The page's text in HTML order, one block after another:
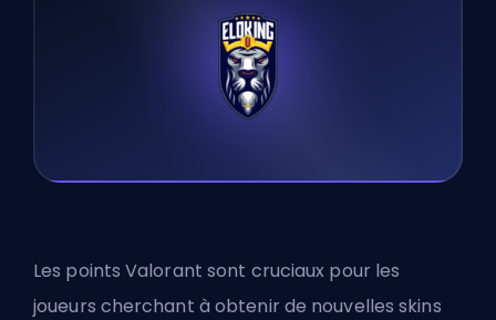
Les points Valorant sont cruciaux pour les
joueurs cherchant à obtenir de nouvellesskins